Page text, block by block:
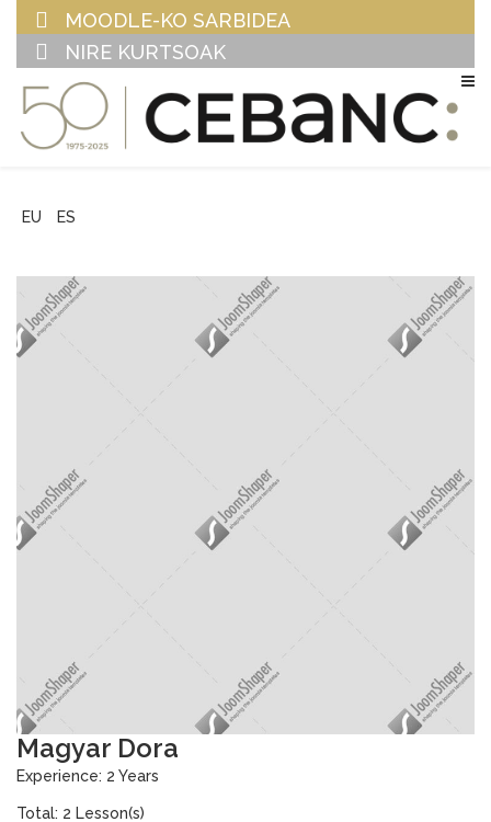
MOODLE-KO SARBIDEA
NIRE KURTSOAK
EU ES
Magyar Dora
Experience: 2 Years
Total: 2 Lesson(s)